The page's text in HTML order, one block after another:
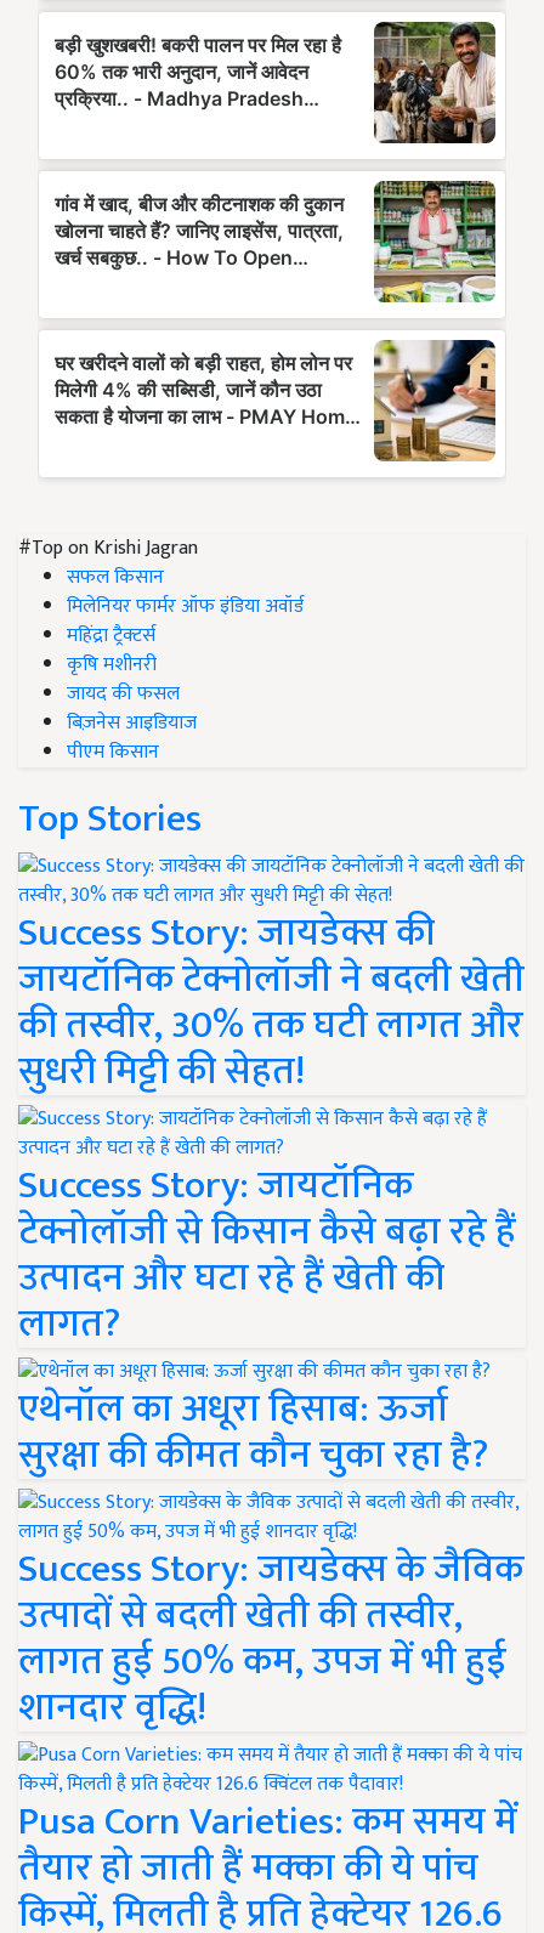
#Top on Krishi Jagran
सफल किसान
मिलेनियर फार्मर ऑफ इंडिया अवॉर्ड
महिंद्रा ट्रैक्टर्स
कृषि मशीनरी
जायद की फसल
बिज़नेस आइडियाज
पीएम किसान
Top Stories
Success Story: जायडेक्स की
जायटॉनिक टेक्नोलॉजी ने बदली खेती
की तस्वीर, 30% तक घटी लागत और
सुधरी मिट्टी की सेहत!
Success Story: जायटॉनिक
टेक्नोलॉजी से किसान कैसे बढ़ा रहे हैं
उत्पादन और घटा रहे हैं खेती की
लागत?
एथेनॉल का अधूरा हिसाब: ऊर्जा
सुरक्षा की कीमत कौन चुका रहा है?
Success Story: जायडेक्स के जैविक
उत्पादों से बदली खेती की तस्वीर,
लागत हुई 50% कम, उपज में भी हुई
शानदार वृद्धि!
Pusa Corn Varieties: कम समय में
तैयार हो जाती हैं मक्का की ये पांच
किस्में, मिलती है प्रति हेक्टेयर 126.6